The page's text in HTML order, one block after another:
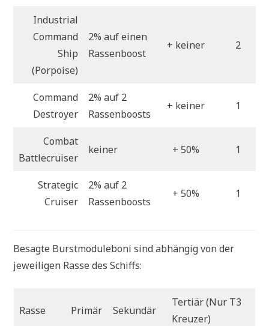
Industrial
Command
Ship
(Porpoise)
2% auf einen
Rassenboost
+ keiner 2
Command
Destroyer
2% auf 2
Rassenboosts
+ keiner 1
Combat
Battlecruiser
keiner + 50% 1
Strategic
Cruiser
2% auf 2
Rassenboosts
+ 50% 1
Besagte Burstmoduleboni sind abhängig von der
jeweiligen Rasse des Schiffs:
Rasse Primär Sekundär
Tertiär (Nur T3
Kreuzer)